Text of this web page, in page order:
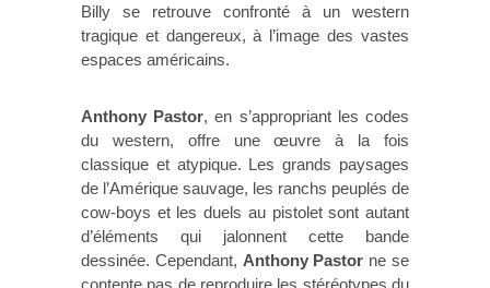
Billy se retrouve confronté à un western
tragique et dangereux, à l’image des vastes
espaces américains.
Anthony Pastor, en s’appropriant les codes
du western, offre une œuvre à la fois
classique et atypique. Les grands paysages
de l’Amérique sauvage, les ranchs peuplés de
cow-boys et les duels au pistolet sont autant
d’éléments qui jalonnent cette bande
dessinée. Cependant, Anthony Pastor ne se
contente pas de reproduire les stéréotypes du